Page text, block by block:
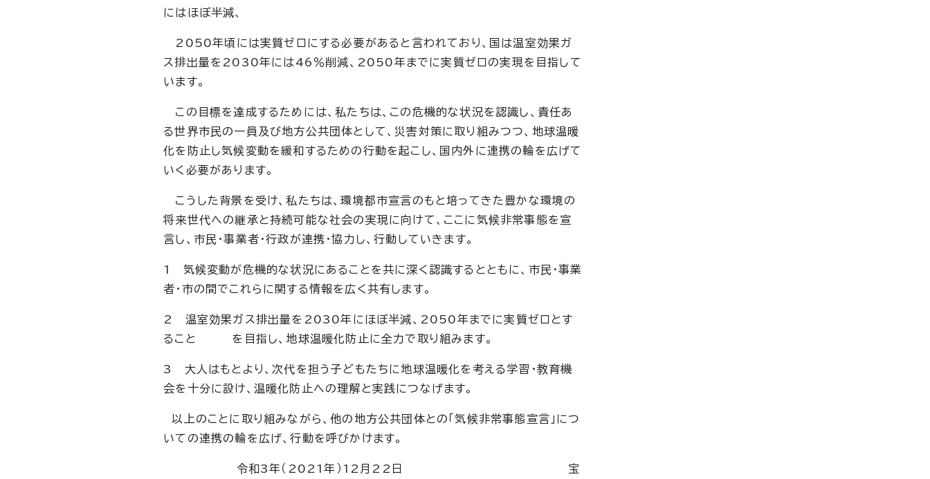
にはほぼ半減、
2050年頃には実質ゼロにする必要があると言われており、国は温室効果ガ
ス排出量を2030年には46％削減、2050年までに実質ゼロの実現を目指して
います。
この目標を達成するためには、私たちは、この危機的な状況を認識し、責任あ
る世界市民の一員及び地方公共団体として、災害対策に取り組みつつ、地球温暖
化を防止し気候変動を緩和するための行動を起こし、国内外に連携の輪を広げて
いく必要があります。
こうした背景を受け、私たちは、環境都市宣言のもと培ってきた豊かな環境の
将来世代への継承と持続可能な社会の実現に向けて、ここに気候非常事態を宣
言し、市民・事業者・行政が連携・協力し、行動していきます。
1 気候変動が危機的な状況にあることを共に深く認識するとともに、市民・事業
者・市の間でこれらに関する情報を広く共有します。
2 温室効果ガス排出量を2030年にほぼ半減、2050年までに実質ゼロとす
ること を目指し、地球温暖化防止に全力で取り組みます。
3 大人はもとより、次代を担う子どもたちに地球温暖化を考える学習・教育機
会を十分に設け、温暖化防止への理解と実践につなげます。
以上のことに取り組みながら、他の地方公共団体との「気候非常事態宣言」につ
いての連携の輪を広げ、行動を呼びかけます。
令和3年（2021年）12月22日 宝